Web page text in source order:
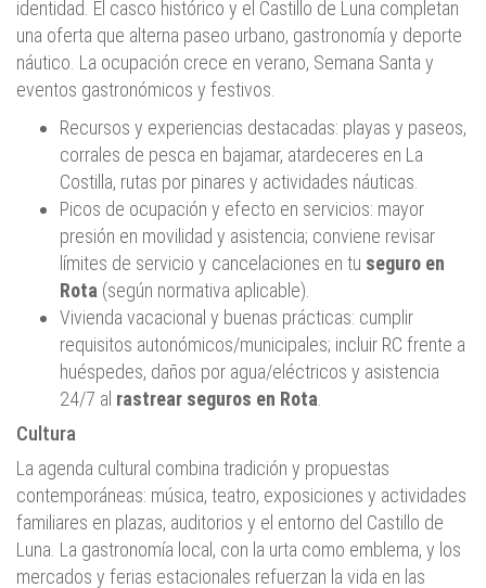
identidad. El casco histórico y el Castillo de Luna completan
una oferta que alterna paseo urbano, gastronomía y deporte
náutico. La ocupación crece en verano, Semana Santa y
eventos gastronómicos y festivos.
Recursos y experiencias destacadas: playas y paseos,
corrales de pesca en bajamar, atardeceres en La
Costilla, rutas por pinares y actividades náuticas.
Picos de ocupación y efecto en servicios: mayor
presión en movilidad y asistencia; conviene revisar
límites de servicio y cancelaciones en tu seguro en
Rota (según normativa aplicable).
Vivienda vacacional y buenas prácticas: cumplir
requisitos autonómicos/municipales; incluir RC frente a
huéspedes, daños por agua/eléctricos y asistencia
24/7 al rastrear seguros en Rota.
Cultura
La agenda cultural combina tradición y propuestas
contemporáneas: música, teatro, exposiciones y actividades
familiares en plazas, auditorios y el entorno del Castillo de
Luna. La gastronomía local, con la urta como emblema, y los
mercados y ferias estacionales refuerzan la vida en las